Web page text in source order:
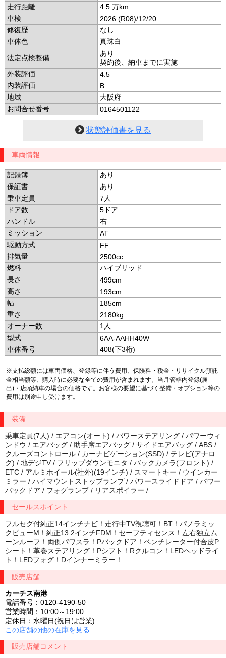
走行距離
4.5 万km
車検
2026 (R08)/12/20
修復歴
なし
車体色
真珠白
法定点検整備
あり
契約後、納車までに実施
外装評価
4.5
内装評価
B
地域
大阪府
お問合せ番号
0164501122
状態評価書を見る
車両情報
記録簿
あり
保証書
あり
乗車定員
7人
ドア数
5ドア
ハンドル
右
ミッション
AT
駆動方式
FF
排気量
2500cc
燃料
ハイブリッド
長さ
499cm
高さ
193cm
幅
185cm
重さ
2180kg
オーナー数
1人
型式
6AA-AAHH40W
車体番号
408(下3桁)
※支払総額には車両価格、登録等に伴う費用、保険料・税金・リサイクル預託
金相当額等、購入時に必要な全ての費用が含まれます。当月管轄内登録(届
出)・店頭納車の場合の価格です。お客様の要望に基づく整備・オプション等の
費用は別途申し受けます。
装備
乗車定員(7人) / エアコン(オート) / パワーステアリング / パワーウィ
ンドウ / エアバッグ / 助手席エアバッグ / サイドエアバッグ / ABS /
クルーズコントロール / カーナビゲーション(SSD) / テレビ(アナロ
グ) / 地デジTV / フリップダウンモニタ / バックカメラ(フロント) /
ETC / アルミホイール(社外)(19インチ) / スマートキー / ウインカー
ミラー / ハイマウントストップランプ / パワースライドドア / パワー
バックドア / フォグランプ / リアスポイラー /
セールスポイント
フルセグ付純正14インチナビ！走行中TV視聴可！BT！パノラミッ
クビューM！純正13.2インチFDM！セーフティセンス！左右独立ム
ーンルーフ！両側パワスラ！Pバックドア！ベンチレーター付合皮P
シート！革巻ステアリング！Pシフト！Rクルコン！LEDヘッドライ
ト！LEDフォグ！Dインナーミラー！
販売店舗
カーチス南港
電話番号：0120-4190-50
営業時間：10:00～19:00
定休日：水曜日(祝日は営業)
この店舗の他の在庫を見る
販売店舗コメント